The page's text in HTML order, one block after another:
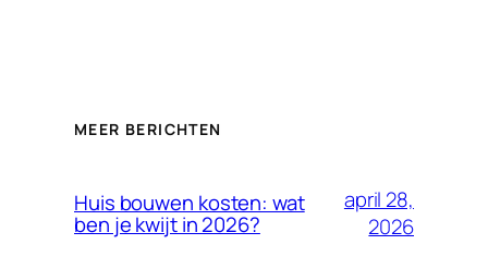
MEER BERICHTEN
Huis bouwen kosten: wat
ben je kwijt in 2026?
april 28,
2026